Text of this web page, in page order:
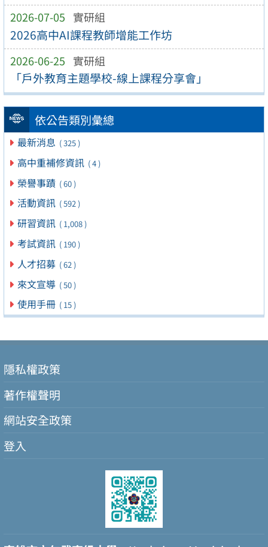
2026-07-05 實研組
2026高中AI課程教師增能工作坊
2026-06-25 實研組
「戶外教育主題學校-線上課程分享會」
依公告類別彙總
最新消息 ( 325 )
高中重補修資訊 ( 4 )
榮譽事蹟 ( 60 )
活動資訊 ( 592 )
研習資訊 ( 1,008 )
考試資訊 ( 190 )
人才招募 ( 62 )
來文宣導 ( 50 )
使用手冊 ( 15 )
隱私權政策
著作權聲明
網站安全政策
登入